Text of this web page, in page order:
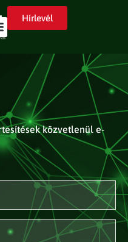
Hírlevél
közvetlenül e-